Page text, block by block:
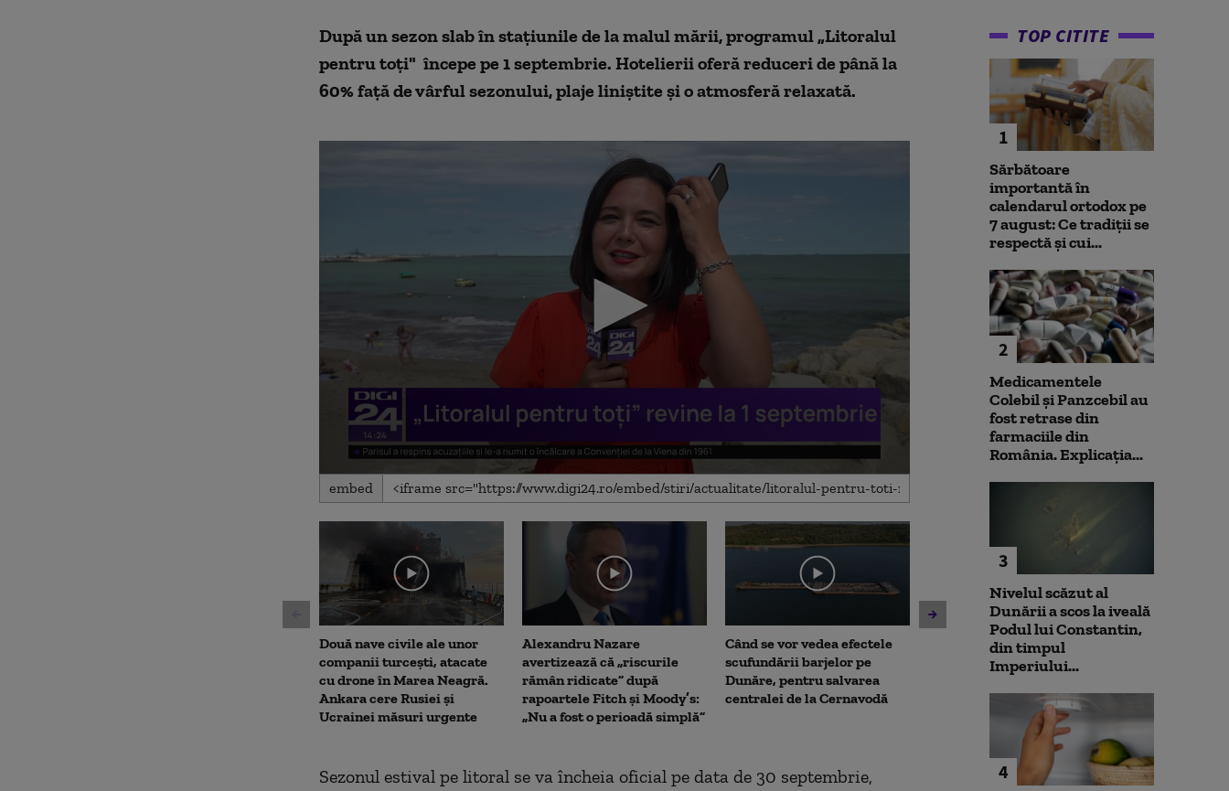
După un sezon slab în stațiunile de la malul mării, programul „Litoralul
pentru toți" începe pe 1 septembrie. Hotelierii oferă reduceri de până la
60% faţă de vârful sezonului, plaje liniştite şi o atmosferă relaxată.
0
seconds
1
seconds
Volume
90%
embed
Două nave civile ale unor
companii turcești, atacate
cu drone în Marea Neagră.
Ankara cere Rusiei și
Ucrainei măsuri urgente
Alexandru Nazare
avertizează că „riscurile
rămân ridicate” după
rapoartele Fitch și Moody’s:
„Nu a fost o perioadă simplă”
Când se vor vedea efectele
scufundării barjelor pe
Dunăre, pentru salvarea
centralei de la Cernavodă
Caniculă în sud și vijelii în
vestul și centrul țării. ANM a
emis trei coduri galbene
Alexandru
Sezonul estival pe litoral se va încheia oficial pe data de 30 septembrie,
TOP CITITE
1
Sărbătoare
importantă în
calendarul ortodox pe
7 august: Ce tradiții se
respectă și cui...
2
Medicamentele
Colebil și Panzcebil au
fost retrase din
farmaciile din
România. Explicația...
3
Nivelul scăzut al
Dunării a scos la iveală
Podul lui Constantin,
din timpul
Imperiului...
4